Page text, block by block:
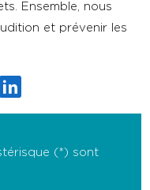
Ensemble, nous
et prévenir les
(*) sont